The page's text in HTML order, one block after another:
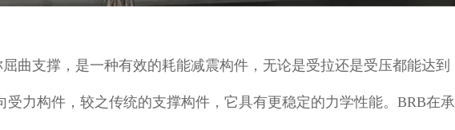
曲支撑，是一种有效的耗能减震构件，无论是受拉还是受压都能达到
受力构件，较之传统的支撑构件，它具有更稳定的力学性能。BRB在承